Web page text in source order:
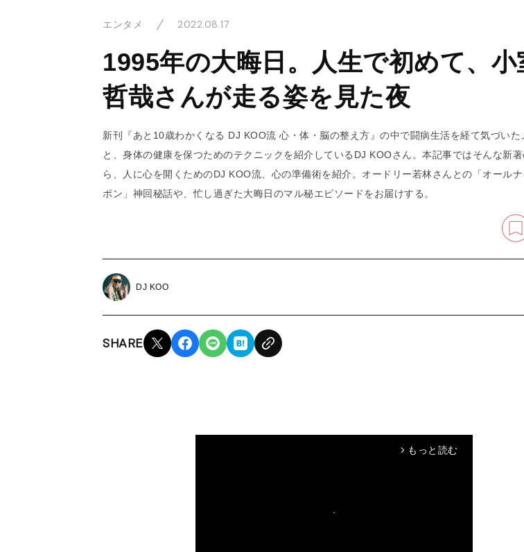
エンタメ 2022.08.17
1995年の大晦日。人生で初めて、小
哲哉さんが走る姿を見た夜
新刊『あと10歳わかくなる DJ KOO流 心・体・脳の整え方』の中で闘病生活を経て気づいた
と、身体の健康を保つためのテクニックを紹介しているDJ KOOさん。本記事ではそんな新
ら、人に心を開くためのDJ KOO流、心の準備術を紹介。オードリー若林さんとの「オールナ
ポン」神回秘話や、忙し過ぎた大晦日のマル秘エピソードをお届けする。
DJ KOO
SHARE
arrow_forward_ios もっと読む